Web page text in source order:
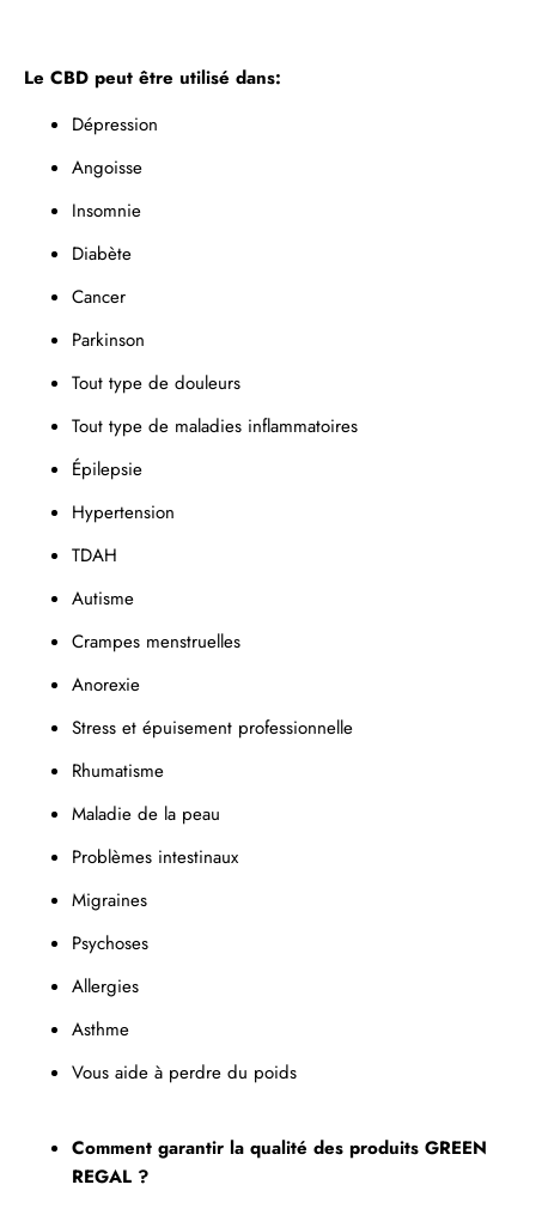
Le CBD peut être utilisé dans:
Dépression
Angoisse
Insomnie
Diabète
Cancer
Parkinson
Tout type de douleurs
Tout type de maladies inflammatoires
Épilepsie
Hypertension
TDAH
Autisme
Crampes menstruelles
Anorexie
Stress et épuisement professionnelle
Rhumatisme
Maladie de la peau
Problèmes intestinaux
Migraines
Psychoses
Allergies
Asthme
Vous aide à perdre du poids
Comment garantir la qualité des produits GREEN
REGAL ?